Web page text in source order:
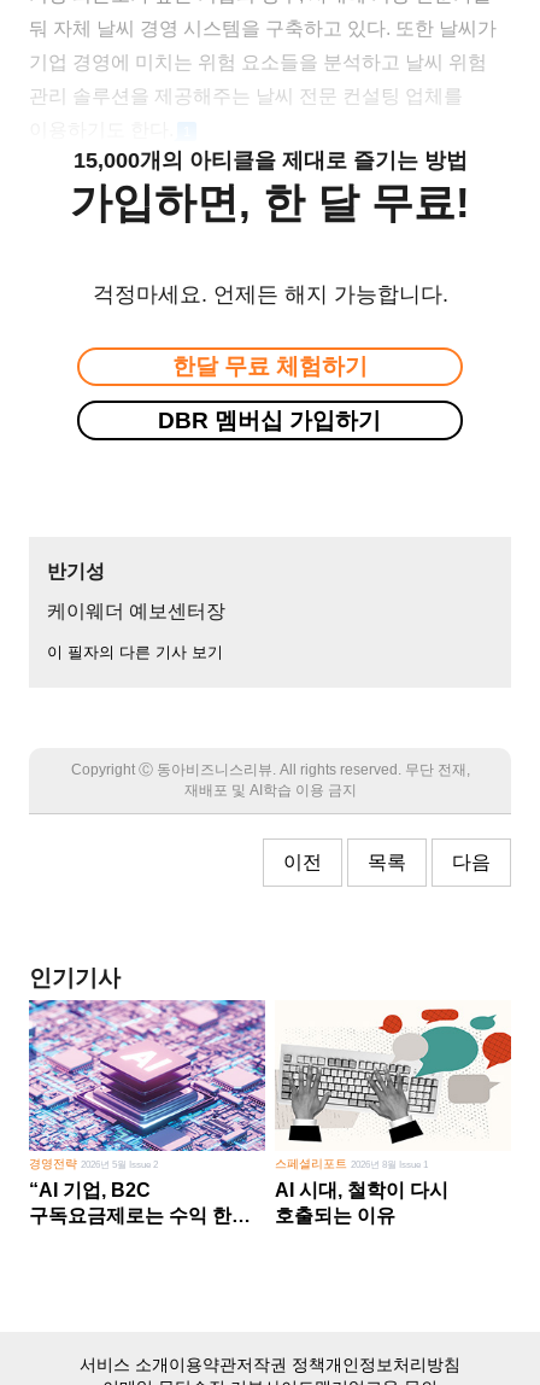
둬 자체 날씨 경영 시스템을 구축하고 있다. 또한 날씨가
기업 경영에 미치는 위험 요소들을 분석하고 날씨 위험
관리 솔루션을 제공해주는 날씨 전문 컨설팅 업체를
15,000개의 아티클을 제대로 즐기는 방법
가입하면, 한 달 무료!
걱정마세요. 언제든 해지 가능합니다.
한달 무료 체험하기
DBR 멤버십 가입하기
반기성
케이웨더 예보센터장
이 필자의 다른 기사 보기
Copyright Ⓒ 동아비즈니스리뷰. All rights reserved. 무단 전재,
재배포 및 AI학습 이용 금지
이전 목록 다음
인기기사
경영전략 2026년 5월 Issue 2
“AI 기업, B2C
구독요금제로는 수익 한계
스페셜리포트 2026년 8월 Issue 1
AI 시대, 철학이 다시
호출되는 이유
서비스 소개이용약관저작권 정책개인정보처리방침